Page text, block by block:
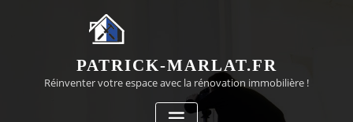
PATRICK-MARLAT.FR
Réinventer votre espace avec la rénovation immobilière !